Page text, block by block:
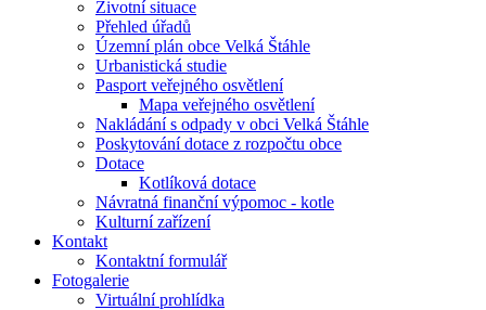
Životní situace
Přehled úřadů
Územní plán obce Velká Štáhle
Urbanistická studie
Pasport veřejného osvětlení
Mapa veřejného osvětlení
Nakládání s odpady v obci Velká Štáhle
Poskytování dotace z rozpočtu obce
Dotace
Kotlíková dotace
Návratná finanční výpomoc - kotle
Kulturní zařízení
Kontakt
Kontaktní formulář
Fotogalerie
Virtuální prohlídka